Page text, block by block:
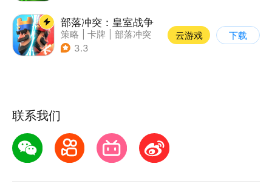
部落冲突：皇室战争
策略 卡牌
部落冲突
| 卡通
3.3
云游戏 下载
联系我们